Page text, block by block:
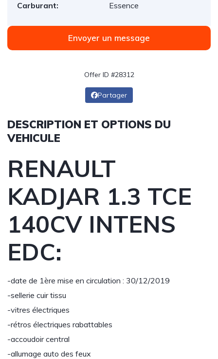
Carburant:
Essence
Envoyer un message
Offer ID #28312
Partager
DESCRIPTION ET OPTIONS DU
VEHICULE
RENAULT
KADJAR 1.3 TCE
140CV INTENS
EDC:
-date de 1ère mise en circulation : 30/12/2019
-sellerie cuir tissu
-vitres électriques
-rétros électriques rabattables
-accoudoir central
-allumage auto des feux